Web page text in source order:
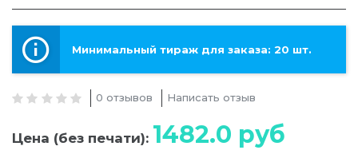
Минимальный тираж для заказа: 20 шт.
0 отзывов Написать отзыв
Цена (без печати): 1482.0 руб